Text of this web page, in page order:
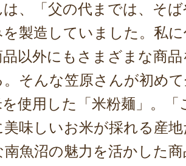
は、「父の代までは、そ
を製造していました。私
品以外にもさまざまな商
。そんな笠原さんが初め
使用した「米粉麺」。
美味しいお米が採れる産
魚沼の魅力を活かした